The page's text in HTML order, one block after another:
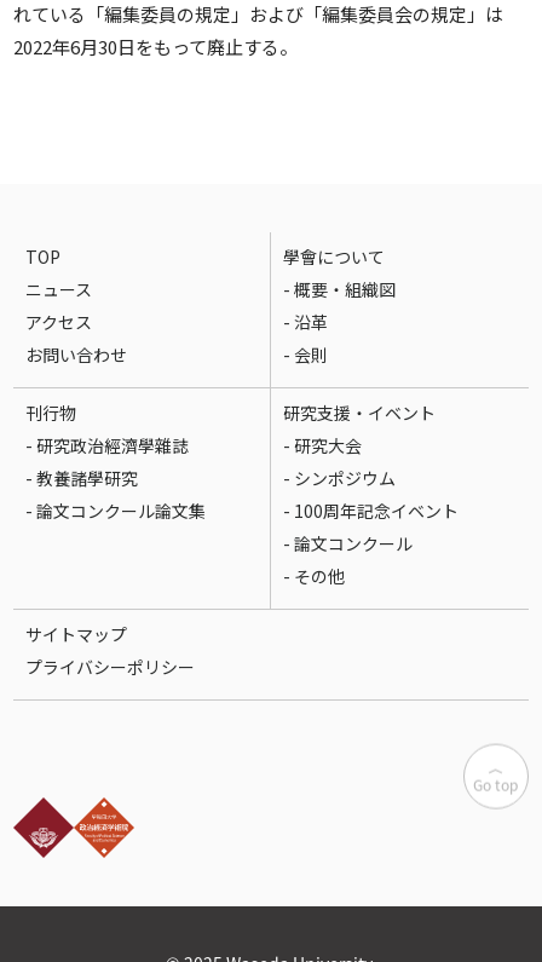
れている「編集委員の規定」および「編集委員会の規定」は
2022年6月30日をもって廃止する。
TOP
ニュース
アクセス
お問い合わせ
學會について
- 概要・組織図
- 沿革
- 会則
刊行物
- 研究政治經濟學雜誌
- 教養諸學研究
- 論文コンクール論文集
研究支援・イベント
- 研究大会
- シンポジウム
- 100周年記念イベント
- 論文コンクール
- その他
サイトマップ
プライバシーポリシー
Go top